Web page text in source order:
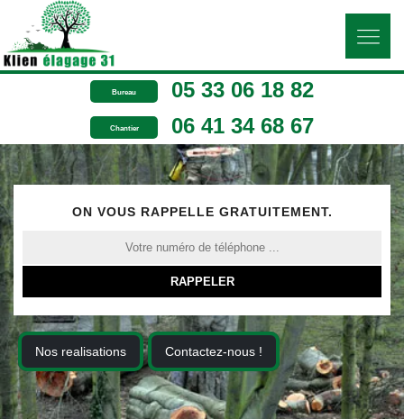
Bureau 05 33 06 18 82
Chantier 06 41 34 68 67
ON VOUS RAPPELLE GRATUITEMENT.
Nos realisations Contactez-nous !